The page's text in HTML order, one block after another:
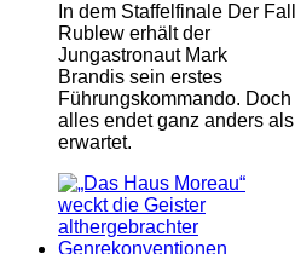
In dem Staffelfinale Der Fall
Rublew erhält der
Jungastronaut Mark
Brandis sein erstes
Führungskommando. Doch
alles endet ganz anders als
erwartet.